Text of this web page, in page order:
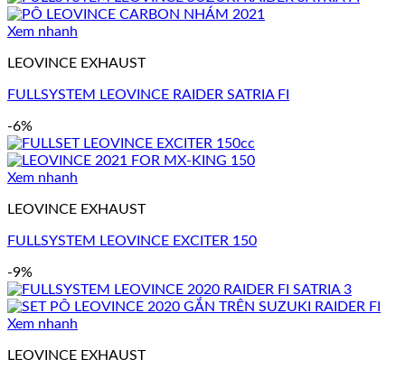
Xem nhanh
LEOVINCE EXHAUST
FULLSYSTEM LEOVINCE RAIDER SATRIA FI
-6%
Xem nhanh
LEOVINCE EXHAUST
FULLSYSTEM LEOVINCE EXCITER 150
-9%
Xem nhanh
LEOVINCE EXHAUST